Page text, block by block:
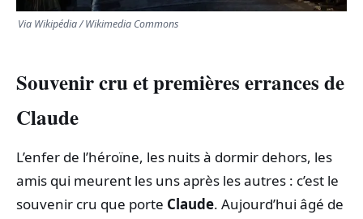
Via Wikipédia / Wikimedia Commons
Souvenir cru et premières errances de
Claude
L’enfer de l’héroïne, les nuits à dormir dehors, les
amis qui meurent les uns après les autres : c’est le
souvenir cru que porte Claude. Aujourd’hui âgé de